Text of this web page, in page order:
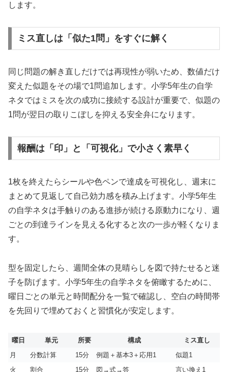
します。
ミス直しは「似た1問」をすぐに解く
同じ問題の解き直しだけでは再現性が弱いため、数値だけ
変えた似題をその場で1問追加します。小学5年生の自学
ネタではミスを次の成功に接続する設計が重要で、似題の
1問が翌日の取りこぼしを抑える安全弁になります。
報酬は「印」と「可視化」で小さく素早く
1枚を終えたらシールや色ペンで達成を可視化し、週末に
まとめて見返して自己効力感を積み上げます。小学5年生
の自学ネタは手触りのある進捗が続ける原動力になり、週
ごとの到達ラインを見える化すると次の一歩が軽くなりま
す。
型を固定したら、週間全体の見晴らしを図で持たせると迷
子を防げます。小学5年生の自学ネタを俯瞰するために、
曜日ごとの単元と時間配分を一覧で確認し、空白の時間帯
を先回りで埋めておくと習慣化が安定します。
曜日 単元 所要 構成
ミス直し
月
分数計算 15分 例題＋基本3＋応用1
似題1
火
割合 15分 図→式→答 言い換え1